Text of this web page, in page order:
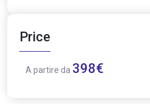
Price
A partire da 398€